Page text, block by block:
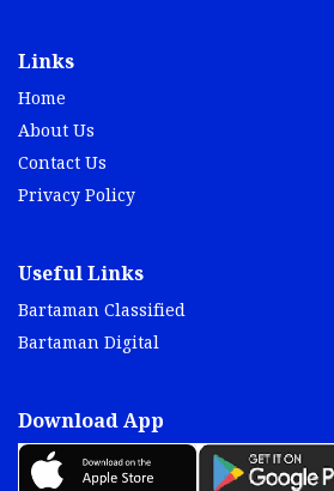
Links
Home
About Us
Contact Us
Privacy Policy
Useful Links
Bartaman Classified
Bartaman Digital
Download App